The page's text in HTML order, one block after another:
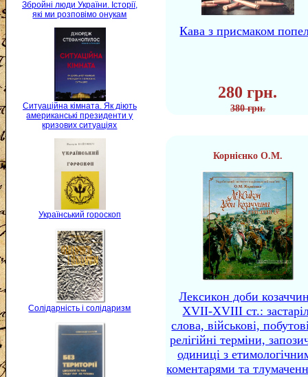
Збройні люди України. Історії,
які ми розповімо онукам
Ситуаційна кімната. Як діють
американські президенти у
кризових ситуаціях
Український гороскоп
Солідарність і солідаризм
Кава з присмаком
280 грн.
380 грн.
Корнієнко О.М.
Лексикон доби
XVII-XVIII ст.:
слова, військові,
релігійні терміни,
одиниці з
коментарями та